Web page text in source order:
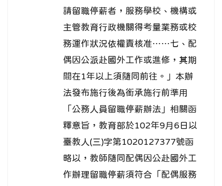
請留職停薪者，服務學校、機構或
主管教育行政機關得考量業務或校
務運作狀況依權責核准……七、配
偶因公派赴國外工作或進修，其期
間在1年以上須隨同前往。」本辦
法發布施行後為銜承施行前準用
「公務人員留職停薪辦法」相關函
釋意旨，教育部於102年9月6日以
臺教人(三)字第1020127377號函
略以，教師隨同配偶因公赴國外工
作辦理留職停薪須符合「配偶服務